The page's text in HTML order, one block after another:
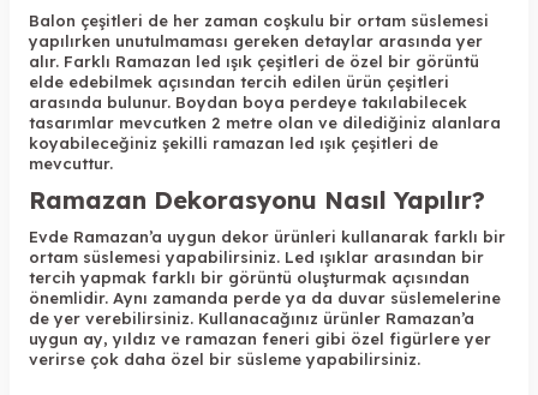
Balon çeşitleri de her zaman coşkulu bir ortam süslemesi
yapılırken unutulmaması gereken detaylar arasında yer
alır. Farklı Ramazan led ışık çeşitleri de özel bir görüntü
elde edebilmek açısından tercih edilen ürün çeşitleri
arasında bulunur. Boydan boya perdeye takılabilecek
tasarımlar mevcutken 2 metre olan ve dilediğiniz alanlara
koyabileceğiniz şekilli ramazan led ışık çeşitleri de
mevcuttur.
Ramazan Dekorasyonu Nasıl Yapılır?
Evde Ramazan’a uygun dekor ürünleri kullanarak farklı bir
ortam süslemesi yapabilirsiniz. Led ışıklar arasından bir
tercih yapmak farklı bir görüntü oluşturmak açısından
önemlidir. Aynı zamanda perde ya da duvar süslemelerine
de yer verebilirsiniz. Kullanacağınız ürünler Ramazan’a
uygun ay, yıldız ve ramazan feneri gibi özel figürlere yer
verirse çok daha özel bir süsleme yapabilirsiniz.